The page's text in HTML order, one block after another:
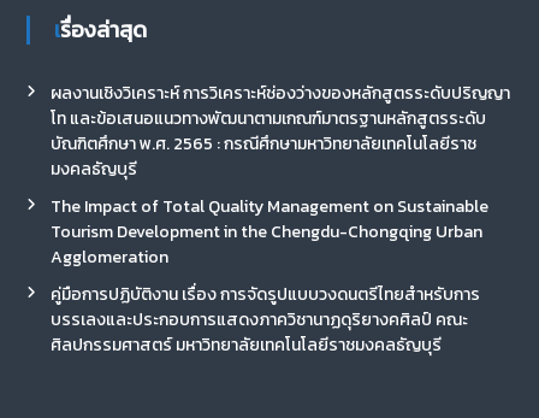
เรื่องล่าสุด
ผลงานเชิงวิเคราะห์ การวิเคราะห์ช่องว่างของหลักสูตรระดับปริญญา
โท และข้อเสนอแนวทางพัฒนาตามเกณฑ์มาตรฐานหลักสูตรระดับ
บัณฑิตศึกษา พ.ศ. 2565 : กรณีศึกษามหาวิทยาลัยเทคโนโลยีราช
มงคลธัญบุรี
The Impact of Total Quality Management on Sustainable
Tourism Development in the Chengdu-Chongqing Urban
Agglomeration
คู่มือการปฏิบัติงาน เรื่อง การจัดรูปแบบวงดนตรีไทยสำหรับการ
บรรเลงและประกอบการแสดงภาควิชานาฏดุริยางคศิลป์ คณะ
ศิลปกรรมศาสตร์ มหาวิทยาลัยเทคโนโลยีราชมงคลธัญบุรี